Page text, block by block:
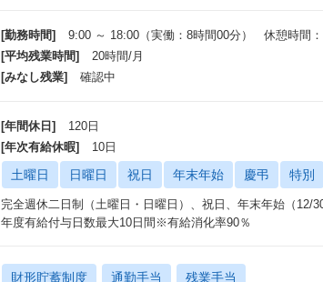
[勤務時間]
9:00 ～ 18:00（実働：8時間00分） 休憩時間
[平均残業時間]
20時間/月
[みなし残業]
確認中
[年間休日]
120日
[年次有給休暇]
10日
土曜日 日曜日 祝日 年末年始 慶弔 特別
完全週休二日制（土曜日・日曜日）、祝日、年末年始（12/
年度有給付与日数最大10日間※有給消化率90％
財形貯蓄制度 通勤手当 残業手当